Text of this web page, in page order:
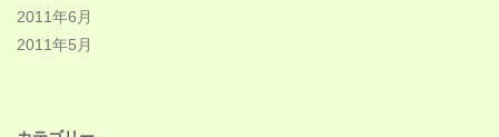
2011年6月
2011年5月